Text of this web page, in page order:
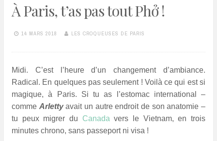
À Paris, t’as pas tout Phở !
14 MARS 2018 LES CROQUEUSES DE PARIS
Midi. C’est l’heure d’un changement d’ambiance.
Radical. En quelques pas seulement ! Voilà ce qui est si
magique, à Paris. Si tu as l’estomac international –
comme Arlettyavait un autre endroit de son anatomie –
tu peux migrer du Canada vers le Vietnam, en trois
minutes chrono, sans passeport ni visa !